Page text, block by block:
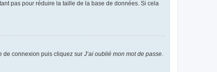
pas pour réduire la taille de la base de données. Si cela
de connexion puis cliquez sur J’ai oublié mon mot de passe.